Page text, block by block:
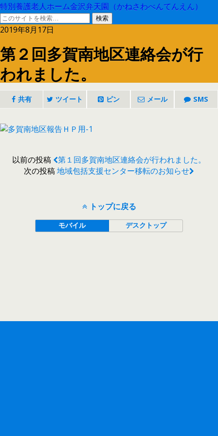
特別養護老人ホーム金沢弁天園（かねさわべんてんえん）
2019年8月17日
第２回多賀南地区連絡会が行
われました。
共有 ツイート ピン メール SMS
以前の投稿
第１回多賀南地区連絡会が行われました。
次の投稿地域包括支援センター移転のお知らせ
トップに戻る
モバイル デスクトップ